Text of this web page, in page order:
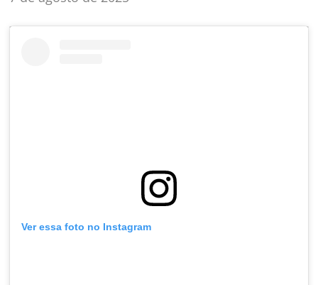
Ver essa foto no Instagram